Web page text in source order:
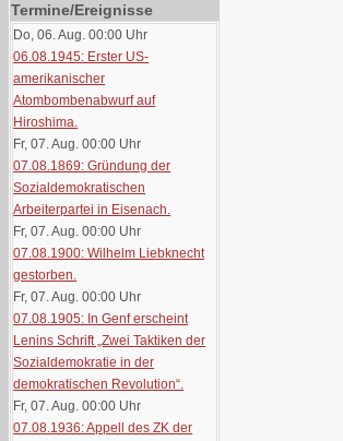
Termine/Ereignisse
Do, 06. Aug. 00:00 Uhr
06.08.1945: Erster US-
amerikanischer
Atombombenabwurf auf
Hiroshima.
Fr, 07. Aug. 00:00 Uhr
07.08.1869: Gründung der
Sozialdemokratischen
Arbeiterpartei in Eisenach.
Fr, 07. Aug. 00:00 Uhr
07.08.1900: Wilhelm Liebknecht
gestorben.
Fr, 07. Aug. 00:00 Uhr
07.08.1905: In Genf erscheint
Lenins Schrift „Zwei Taktiken der
Sozialdemokratie in der
demokratischen Revolution“.
Fr, 07. Aug. 00:00 Uhr
07.08.1936: Appell des ZK der